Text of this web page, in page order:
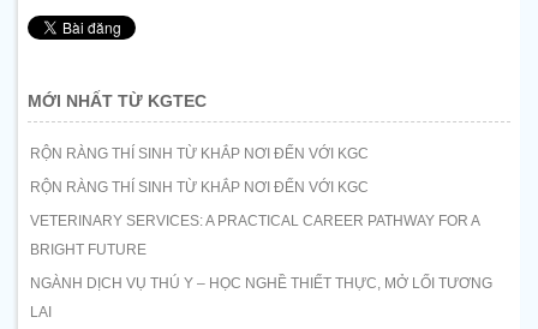
MỚI NHẤT TỪ KGTEC
RỘN RÀNG THÍ SINH TỪ KHẮP NƠI ĐẾN VỚI KGC
RỘN RÀNG THÍ SINH TỪ KHẮP NƠI ĐẾN VỚI KGC
VETERINARY SERVICES: A PRACTICAL CAREER PATHWAY FOR A
BRIGHT FUTURE
NGÀNH DỊCH VỤ THÚ Y – HỌC NGHỀ THIẾT THỰC, MỞ LỐI TƯƠNG
LAI